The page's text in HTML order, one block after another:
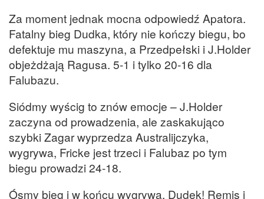
Za moment jednak mocna odpowiedź Apatora.
Fatalny bieg Dudka, który nie kończy biegu, bo
defektuje mu maszyna, a Przedpełski i J.Holder
objeżdżają Ragusa. 5-1 i tylko 20-16 dla
Falubazu.
Siódmy wyścig to znów emocje – J.Holder
zaczyna od prowadzenia, ale zaskakująco
szybki Zagar wyprzedza Australijczyka,
wygrywa, Fricke jest trzeci i Falubaz po tym
biegu prowadzi 24-18.
Ósmy bieg i w końcu wygrywa, Dudek! Remis i